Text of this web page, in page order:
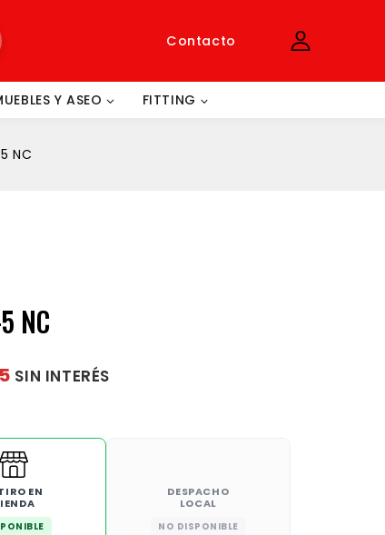
Contacto
Y ASEO FITTING
NC
NC
SIN INTERÉS
EN
DESPACHO
LOCAL
NO DISPONIBLE